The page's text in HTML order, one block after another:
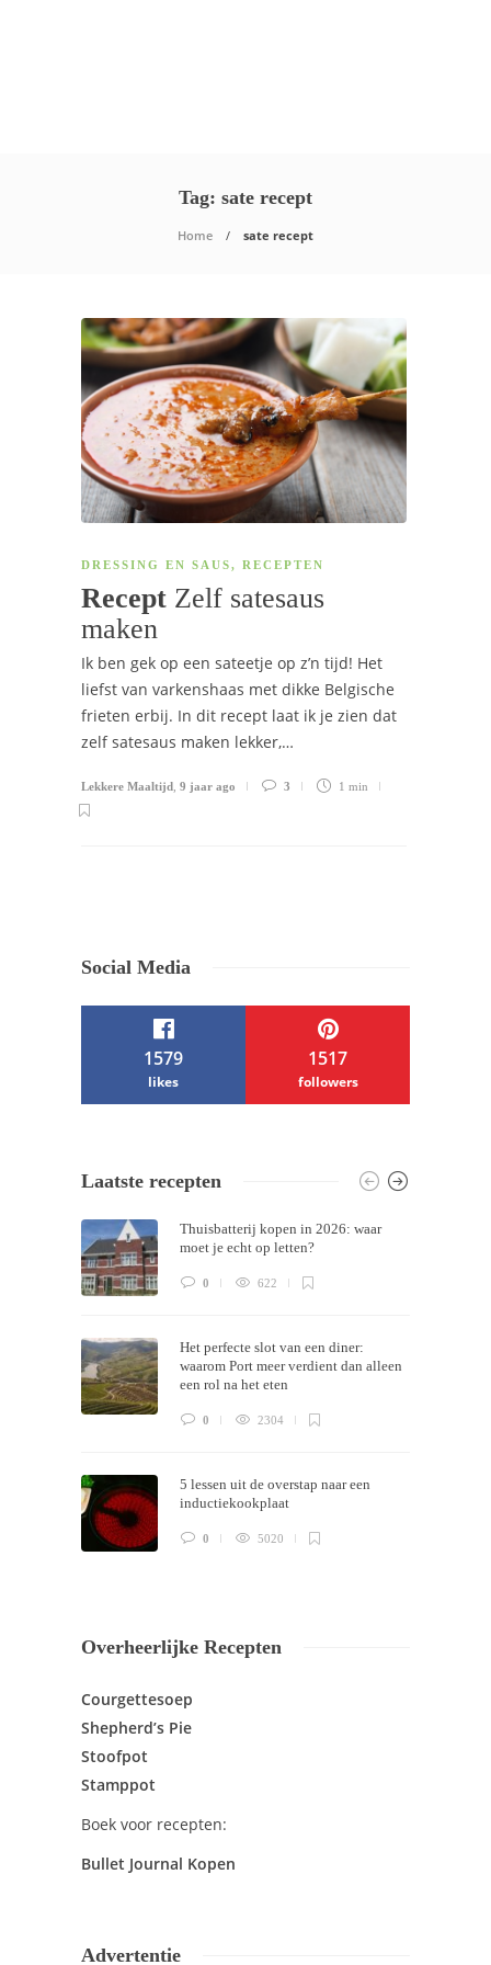
Tag: sate recept
Home sate recept
DRESSING EN SAUS, RECEPTEN
Recept Zelf satesaus
maken
Ik ben gek op een sateetje op z’n tijd! Het
liefst van varkenshaas met dikke Belgische
frieten erbij. In dit recept laat ik je zien dat
zelf satesaus maken lekker,…
Lekkere Maaltijd 9 jaar ago 3 1 min
Social Media
1579
likes
1517
followers
Themes bySilicon Themes . Join us right
now!
Laatste recepten
Thuisbatterij kopen in 2026: waar
moet je echt op letten?
0 622
Het perfecte slot van een diner:
waarom Port meer verdient dan alleen
een rol na het eten
0 2304
5 lessen uit de overstap naar een
inductiekookplaat
0 5020
Overheerlijke Recepten
Courgettesoep
Shepherd’s Pie
Stoofpot
Stamppot
Boek voor recepten:
Bullet Journal Kopen
Advertentie